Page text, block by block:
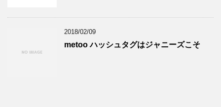
2018/02/09
metoo ハッシュタグはジャニーズこそ